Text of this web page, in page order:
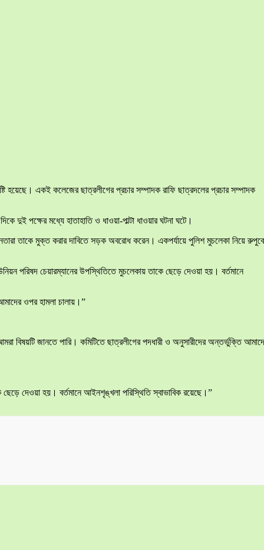
হয়েছে। একই কলেজের ছাত্রলীগের প্রচার সম্পাদক রাফি ছাত্রদলের প্রচার সম্পাদক
পক্ষের মধ্যে হাতাহাতি ও ধাওয়া-পাল্টা ধাওয়ার ঘটনা ঘটে।
তাকে মুক্ত করার দাবিতে সড়ক অবরোধ করেন। একপর্যায়ে পুলিশ মুচলেকা নিয়ে
পরিষদ চেয়ারম্যানের উপস্থিতিতে মুচলেকায় তাকে ছেড়ে দেওয়া হয়। বর্তমানে
ওপর হামলা চালায়।”
বিষয়টি জানতে পারি। কমিটিতে ছাত্রলীগের পদধারী ও অনুসারীদের অন্তর্ভুক্তি
দেওয়া হয়। বর্তমানে আইনশৃঙ্খলা পরিস্থিতি স্বাভাবিক রয়েছে।”